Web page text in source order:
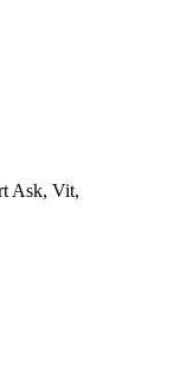
Ask, Vit,